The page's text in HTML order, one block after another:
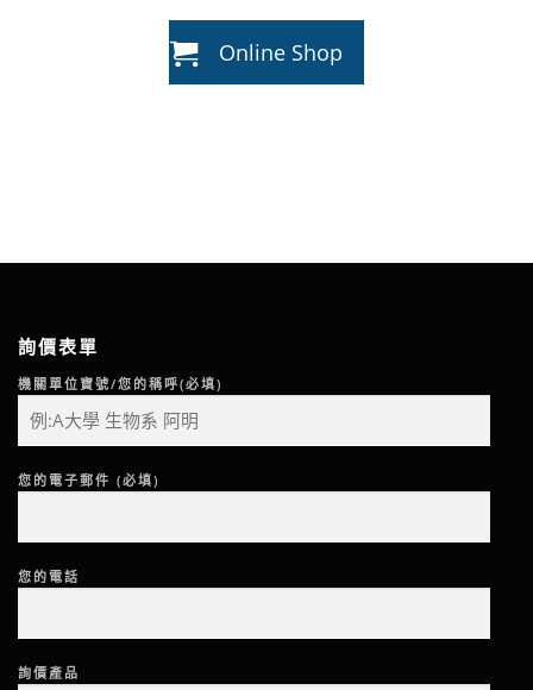
Online Shop
詢價表單
機關單位寶號/您的稱呼(必填)
您的電子郵件 (必填)
您的電話
詢價產品